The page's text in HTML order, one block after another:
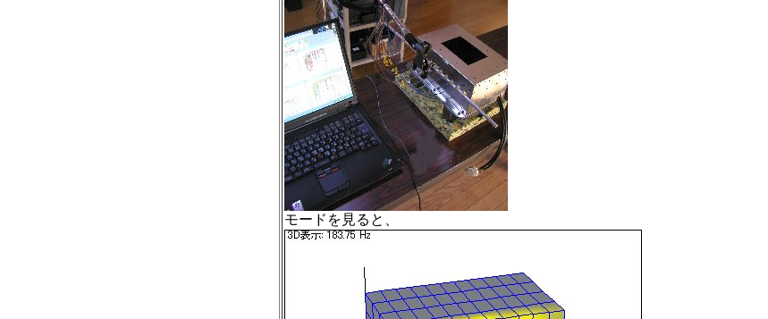
モードを見ると、